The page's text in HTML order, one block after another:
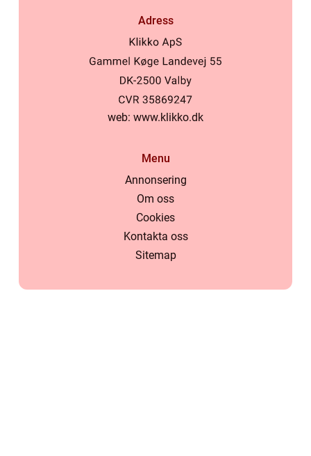
Adress
web: www.klikko.dk
Menu
Annonsering
Om oss
Cookies
Kontakta oss
Sitemap